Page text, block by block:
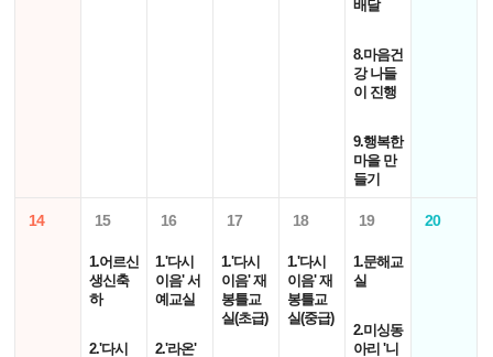
배달
8.마음건
강 나들
이 진행
9.행복한
마을 만
들기
14 15
1.어르신
생신축
하
2.'다시
16
1.'다시
이음' 서
예교실
2.'라온'
17
1.'다시
이음' 재
봉틀교
실(초급)
18
1.'다시
이음' 재
봉틀교
실(중급)
19
1.문해교
실
2.미싱동
아리 '니
20